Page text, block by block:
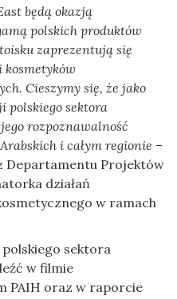
będą okazją
polskich produktów
zaprezentują się
kosmetyków
Cieszymy się, że jako
polskiego sektora
rozpoznawalność
i całym regionie –
Departamentu Projektów
działań
w ramach
sektora
w filmie
PAIH oraz w raporcie